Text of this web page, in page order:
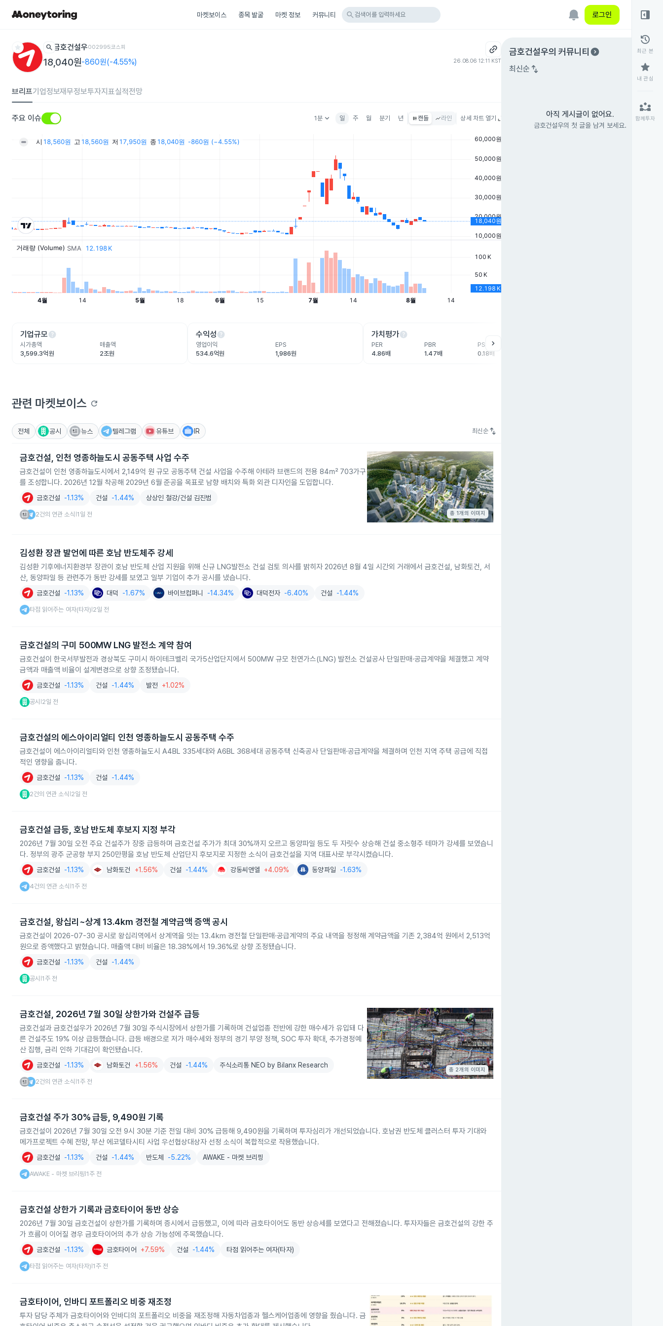
마켓보이스 종목 발굴 마켓 정보 커뮤니티 search 검색어를 입력하세요 로그인
star search 금호건설우002995코스피
18,040원-860원(-4.55%) 26.08.06 12:11 KST
브리프기업정보재무정보투자지표실적전망
주요 이슈 1분keyboard_arrow_down 일 주 월 분기 년 캔들 라인 상세 차트 열기
기업규모help
시가총액
3,599.3억원
매출액
2조원
수익성help
영업이익
534.6억원
EPS
1,986원
가치평가help
PER
4.86배
PBR
1.47배
PSR
0.18배
chevron_right
관련 마켓보이스 refresh
전체 공시 뉴스 텔레그램 유튜브 IR 최신순 swap_vert
금호건설, 인천 영종하늘도시 공동주택 사업 수주
금호건설이 인천 영종하늘도시에서 2,149억 원 규모 공동주택 건설 사업을 수주해 아테라 브랜드의 전용 84㎡ 703가구
를 조성합니다. 2026년 12월 착공해 2029년 6월 준공을 목표로 남향 배치와 특화 외관 디자인을 도입합니다.
금호건설 -1.13% 건설 -1.44% 상상인 철강/건설 김진범
2건의 연관 소식 1일 전 총 1개의 이미지
김성환 장관 발언에 따른 호남 반도체주 강세
김성환 기후에너지환경부 장관이 호남 반도체 산업 지원을 위해 신규 LNG발전소 건설 검토 의사를 밝히자 2026년 8월 4일 시간외 거래에서 금호건설, 남화토건, 서
산, 동양파일 등 관련주가 동반 강세를 보였고 일부 기업이 추가 공시를 냈습니다.
금호건설 -1.13% 대덕 -1.67% 바이브컴퍼니 -14.34% 대덕전자 -6.40% 건설 -1.44%
타점 읽어주는 여자(타자) 2일 전
금호건설의 구미 500MW LNG 발전소 계약 참여
금호건설이 한국서부발전과 경상북도 구미시 하이테크벨리 국가5산업단지에서 500MW 규모 천연가스(LNG) 발전소 건설공사 단일판매·공급계약을 체결했고 계약
금액과 매출액 비율이 설계변경으로 상향 조정됐습니다.
금호건설 -1.13% 건설 -1.44% 발전 +1.02%
공시 2일 전
금호건설의 에스아이리얼티 인천 영종하늘도시 공동주택 수주
금호건설이 에스아이리얼티와 인천 영종하늘도시 A4BL 335세대와 A6BL 368세대 공동주택 신축공사 단일판매·공급계약을 체결하며 인천 지역 주택 공급에 직접
적인 영향을 줍니다.
금호건설 -1.13% 건설 -1.44%
2건의 연관 소식 2일 전
금호건설 급등, 호남 반도체 후보지 지정 부각
2026년 7월 30일 오전 주요 건설주가 장중 급등하며 금호건설 주가가 최대 30%까지 오르고 동양파일 등도 두 자릿수 상승해 건설 중소형주 테마가 강세를 보였습니
다. 정부의 광주 군공항 부지 250만평을 호남 반도체 산업단지 후보지로 지정한 소식이 금호건설을 지역 대표사로 부각시켰습니다.
금호건설 -1.13% 남화토건 +1.56% 건설 -1.44% 강동씨앤엘 +4.09% 동양파일 -1.63%
4건의 연관 소식 1주 전
금호건설, 왕십리~상계 13.4km 경전철 계약금액 증액 공시
금호건설이 2026-07-30 공시로 왕십리역에서 상계역을 잇는 13.4km 경전철 단일판매·공급계약의 주요 내역을 정정해 계약금액을 기존 2,384억 원에서 2,513억
원으로 증액했다고 밝혔습니다. 매출액 대비 비율은 18.38%에서 19.36%로 상향 조정됐습니다.
금호건설 -1.13% 건설 -1.44%
공시 |1주 전
금호건설, 2026년 7월 30일 상한가와 건설주 급등
금호건설과 금호건설우가 2026년 7월 30일 주식시장에서 상한가를 기록하며 건설업종 전반에 강한 매수세가 유입돼 다
른 건설주도 19% 이상 급등했습니다. 급등 배경으로 저가 매수세와 정부의 경기 부양 정책, SOC 투자 확대, 추가경정예
산 집행, 금리 인하 기대감이 확인됐습니다.
금호건설 -1.13% 남화토건 +1.56% 건설 -1.44% 주식소리통 NEO by Bilanx Research
2건의 연관 소식 1주 전
총 2개의 이미지
금호건설 주가 30% 급등, 9,490원 기록
금호건설이 2026년 7월 30일 오전 9시 30분 기준 전일 대비 30% 급등해 9,490원을 기록하며 투자심리가 개선되었습니다. 호남권 반도체 클러스터 투자 기대와
메가프로젝트 수혜 전망, 부산 에코델타시티 사업 우선협상대상자 선정 소식이 복합적으로 작용했습니다.
금호건설 -1.13% 건설 -1.44% 반도체 -5.22% AWAKE - 마켓 브리핑
AWAKE - 마켓 브리핑 |1주 전
금호건설 상한가 기록과 금호타이어 동반 상승
2026년 7월 30일 금호건설이 상한가를 기록하며 증시에서 급등했고, 이에 따라 금호타이어도 동반 상승세를 보였다고 전해졌습니다. 투자자들은 금호건설의 강한 주
가 흐름이 이어질 경우 금호타이어의 추가 상승 가능성에 주목했습니다.
금호건설 -1.13% 금호타이어 +7.59% 건설 -1.44% 타점 읽어주는 여자(타자)
타점 읽어주는 여자(타자) |1주 전
금호타이어, 인바디 포트폴리오 비중 재조정
투자 담당 주체가 금호타이어와 인바디의 포트폴리오 비중을 재조정해 자동차업종과 헬스케어업종에 영향을 줬습니다. 금
금호건설우의 커뮤니티 expand_circle_right
최신순 swap_vert
아직 게시글이 없어요.
금호건설우의 첫 글을 남겨 보세요.
right_panel_open
history
최근 본
star
내 관심
partner_exchange
함께투자